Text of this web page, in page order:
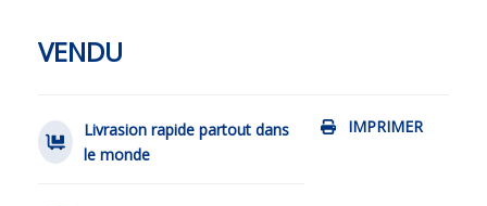
VENDU
IMPRIMER
Livrasion rapide partout dans
le monde